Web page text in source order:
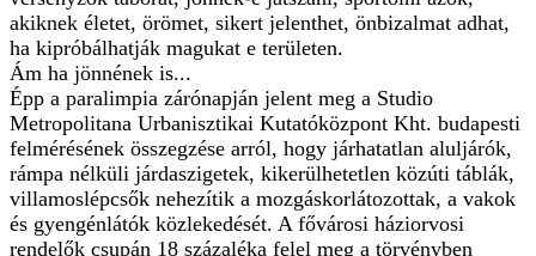
akiknek életet, örömet, sikert jelenthet, önbizalmat adhat,
ha kipróbálhatják magukat e területen.
Ám ha jönnének is...
Épp a paralimpia zárónapján jelent meg a Studio
Metropolitana Urbanisztikai Kutatóközpont Kht. budapesti
felmérésének összegzése arról, hogy járhatatlan aluljárók,
rámpa nélküli járdaszigetek, kikerülhetetlen közúti táblák,
villamoslépcsők nehezítik a mozgáskorlátozottak, a vakok
és gyengénlátók közlekedését. A fővárosi háziorvosi
rendelők csupán 18 százaléka felel meg a törvényben